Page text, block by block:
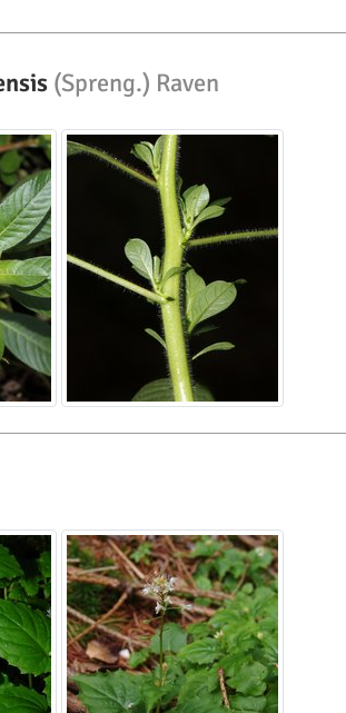
(Spreng.) Raven